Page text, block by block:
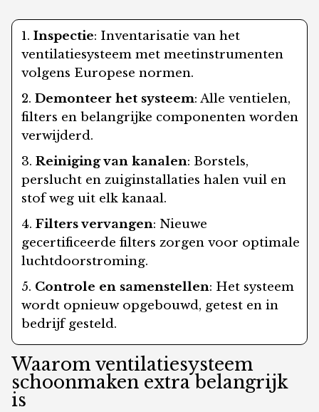
Inspectie: Inventarisatie van het
ventilatiesysteem met meetinstrumenten
volgens Europese normen.
Demonteer het systeem: Alle ventielen,
filters en belangrijke componenten worden
verwijderd.
Reiniging van kanalen: Borstels,
perslucht en zuiginstallaties halen vuil en
stof weg uit elk kanaal.
Filters vervangen: Nieuwe
gecertificeerde filters zorgen voor optimale
luchtdoorstroming.
Controle en samenstellen: Het systeem
wordt opnieuw opgebouwd, getest en in
bedrijf gesteld.
Waarom ventilatiesysteem
schoonmaken extra belangrijk
is